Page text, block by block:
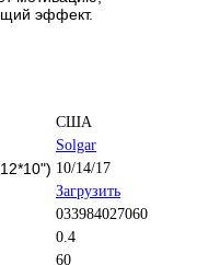
эффект.
США
Solgar
10/14/17
Загрузить
033984027060
0.4
60